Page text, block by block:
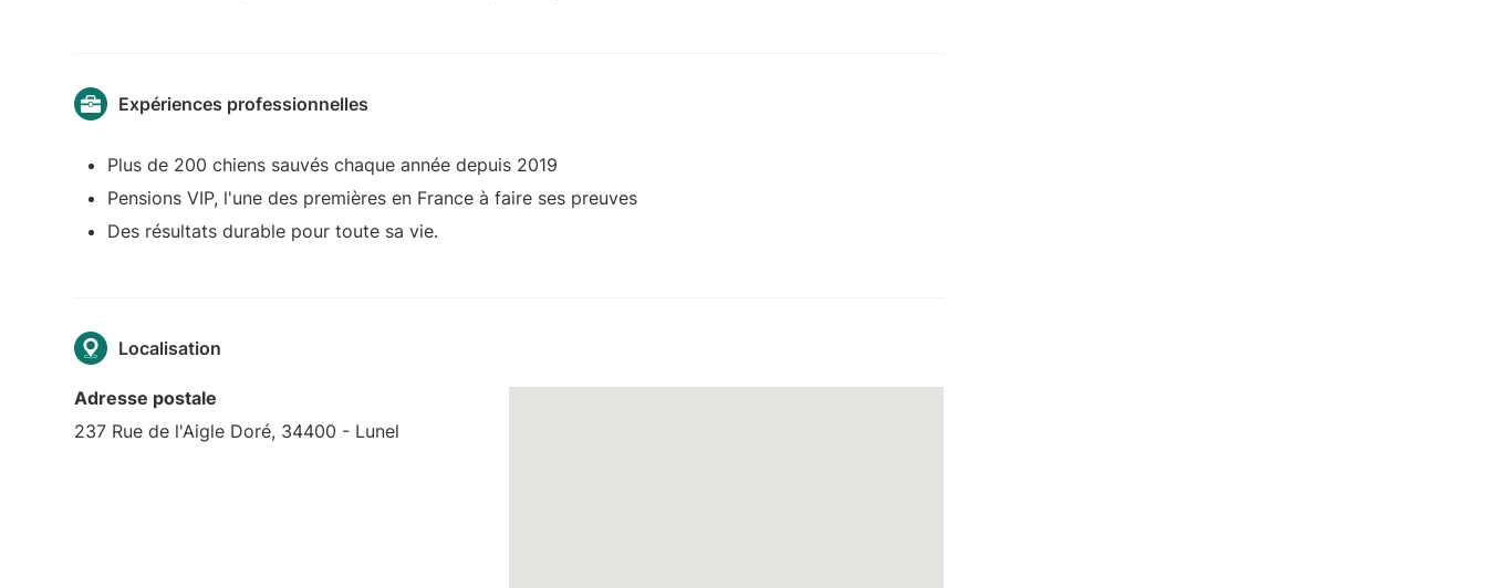
Expériences professionnelles
Plus de 200 chiens sauvés chaque année depuis 2019
Pensions VIP, l'une des premières en France à faire ses preuves
Des résultats durable pour toute sa vie.
Localisation
Adresse postale
237 Rue de l'Aigle Doré, 34400 - Lunel